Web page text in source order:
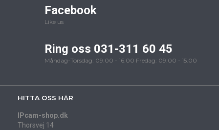
Facebook
Like us
Ring oss 031-311 60 45
Måndag-Torsdag: 09.00 - 16.00 Fredag: 09.00 - 15.00
HITTA OSS HÄR
IPcam-shop.dk
Thorsvej 14